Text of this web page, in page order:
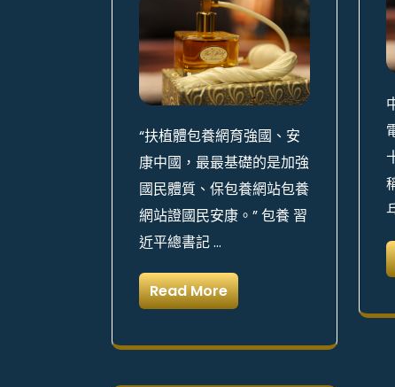
“扶植體包養網育強國、安
康中國，最最基礎的是加強
國民體質、保包養網站包養
網站證國民安康。” 包養 習
近平總書記 …
Read More